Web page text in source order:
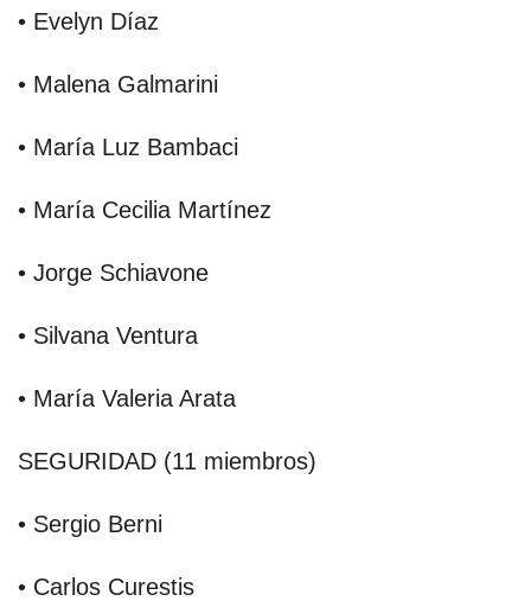
• Evelyn Díaz
• Malena Galmarini
• María Luz Bambaci
• María Cecilia Martínez
• Jorge Schiavone
• Silvana Ventura
• María Valeria Arata
SEGURIDAD (11 miembros)
• Sergio Berni
• Carlos Curestis